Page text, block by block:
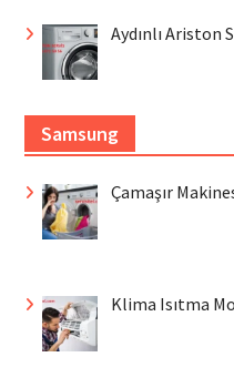
Aydınlı Ariston
Samsung
Çamaşır
Klima Isıtma